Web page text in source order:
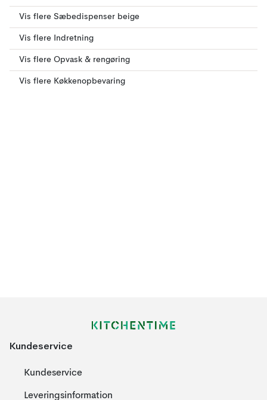
Vis flere Sæbedispenser beige
Vis flere Indretning
Vis flere Opvask & rengøring
Vis flere Køkkenopbevaring
Kundeservice
Kundeservice
Leveringsinformation